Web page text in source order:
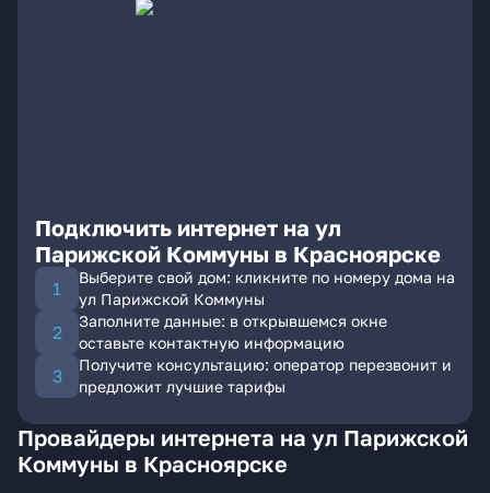
Подключить интернет на ул
Парижской Коммуны в Красноярске
Выберите свой дом: кликните по номеру дома на
ул Парижской Коммуны
Заполните данные: в открывшемся окне
оставьте контактную информацию
Получите консультацию: оператор перезвонит и
предложит лучшие тарифы
Провайдеры интернета на ул Парижской
Коммуны в Красноярске